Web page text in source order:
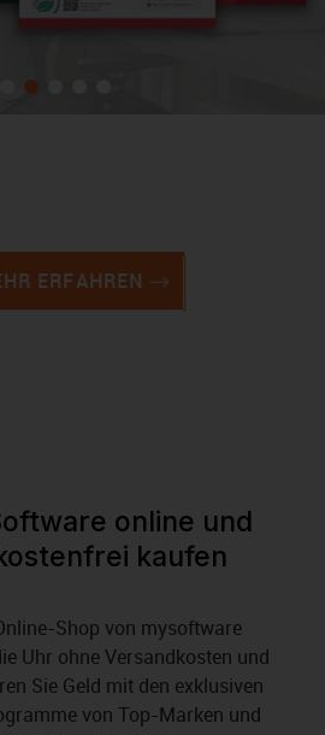
ERFAHREN
online und
kaufen
Shop von mysoftware
Uhr ohne Versandkosten und
Sie Geld mit den exklusiven
von Top-Marken und